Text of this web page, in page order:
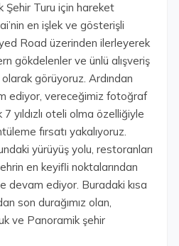
Şehir Turu için hareket
en işlek ve gösterişli
Road üzerinden ilerleyerek
gökdelenler ve ünlü alışveriş
görüyoruz. Ardından
ediyor, vereceğimiz fotoğraf
yıldızlı oteli olma özelliğiyle
fırsatı yakalıyoruz.
yürüyüş yolu, restoranları
en keyifli noktalarından
devam ediyor. Buradaki kısa
son durağımız olan,
ve Panoramik şehir